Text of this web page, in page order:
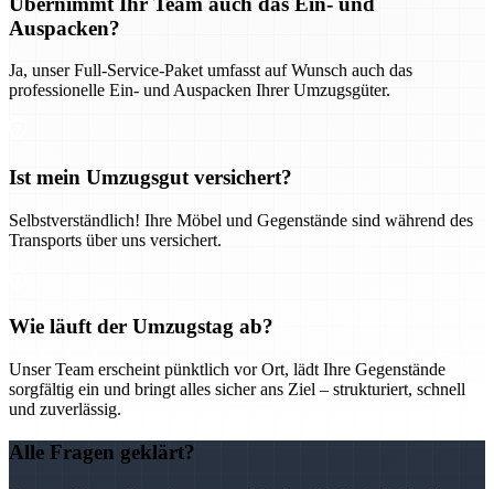
Auspacken?
Ja, unser Full-Service-Paket umfasst auf Wunsch auch das
professionelle Ein- und Auspacken Ihrer Umzugsgüter.
Ist mein Umzugsgut versichert?
Selbstverständlich! Ihre Möbel und Gegenstände sind während des
Transports über uns versichert.
Wie läuft der Umzugstag ab?
Unser Team erscheint pünktlich vor Ort, lädt Ihre Gegenstände
sorgfältig ein und bringt alles sicher ans Ziel – strukturiert, schnell
und zuverlässig.
Alle Fragen geklärt?